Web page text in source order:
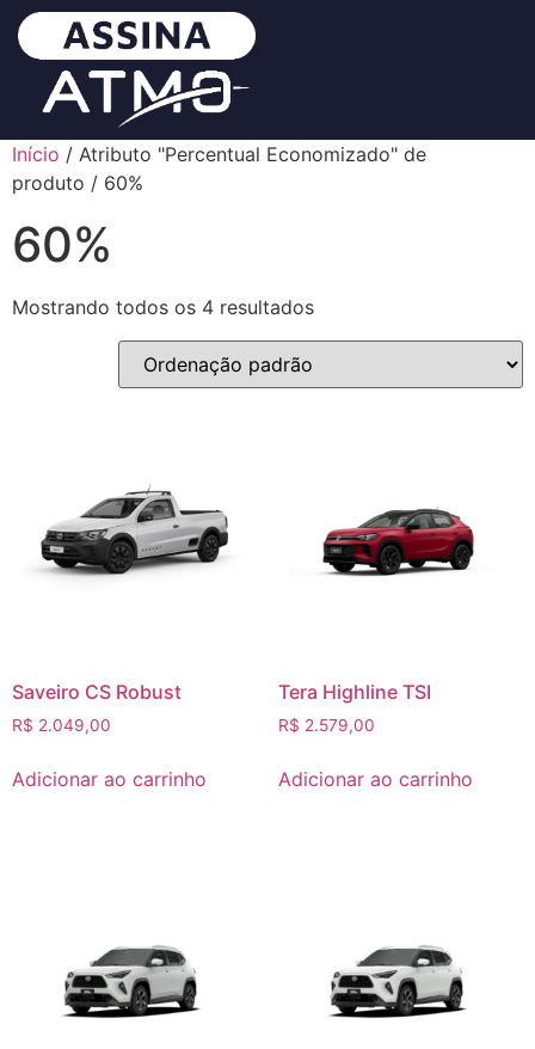
Início / Atributo "Percentual Economizado" de
produto / 60%
60%
Mostrando todos os 4 resultados
Saveiro CS Robust
R$ 2.049,00
Adicionar ao carrinho
Tera Highline TSI
R$ 2.579,00
Adicionar ao carrinho